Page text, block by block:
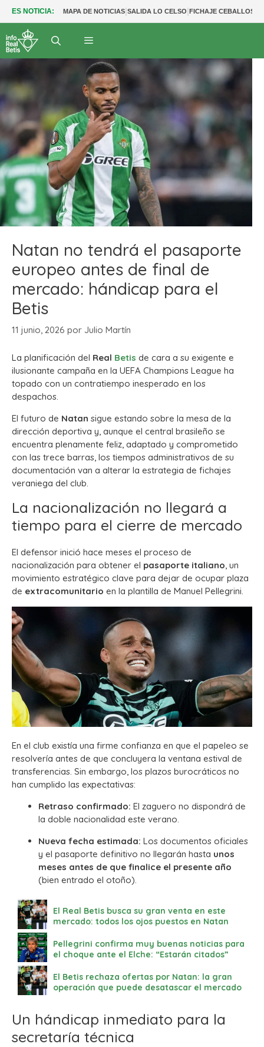
ES NOTICIA: MAPA DE NOTICIAS|SALIDA LO CELSO|FICHAJE CEBALLOS
Natan no tendrá el pasaporte
europeo antes de final de
mercado: hándicap para el
Betis
11 junio, 2026 por Julio Martín
La planificación del Real Betis de cara a su exigente e
ilusionante campaña en la UEFA Champions League ha
topado con un contratiempo inesperado en los
despachos.
El futuro de Natan sigue estando sobre la mesa de la
dirección deportiva y, aunque el central brasileño se
encuentra plenamente feliz, adaptado y comprometido
con las trece barras, los tiempos administrativos de su
documentación van a alterar la estrategia de fichajes
veraniega del club.
La nacionalización no llegará a
tiempo para el cierre de mercado
El defensor inició hace meses el proceso de
nacionalización para obtener el pasaporte italiano, un
movimiento estratégico clave para dejar de ocupar plaza
de extracomunitario en la plantilla de Manuel Pellegrini.
En el club existía una firme confianza en que el papeleo se
resolvería antes de que concluyera la ventana estival de
transferencias. Sin embargo, los plazos burocráticos no
han cumplido las expectativas:
Retraso confirmado: El zaguero no dispondrá de
la doble nacionalidad este verano.
Nueva fecha estimada: Los documentos oficiales
y el pasaporte definitivo no llegarán hasta unos
meses antes de que finalice el presente año
(bien entrado el otoño).
El Real Betis busca su gran venta en este
mercado: todos los ojos puestos en Natan
Pellegrini confirma muy buenas noticias para
el choque ante el Elche: “Estarán citados”
El Betis rechaza ofertas por Natan: la gran
operación que puede desatascar el mercado
Un hándicap inmediato para la
secretaría técnica